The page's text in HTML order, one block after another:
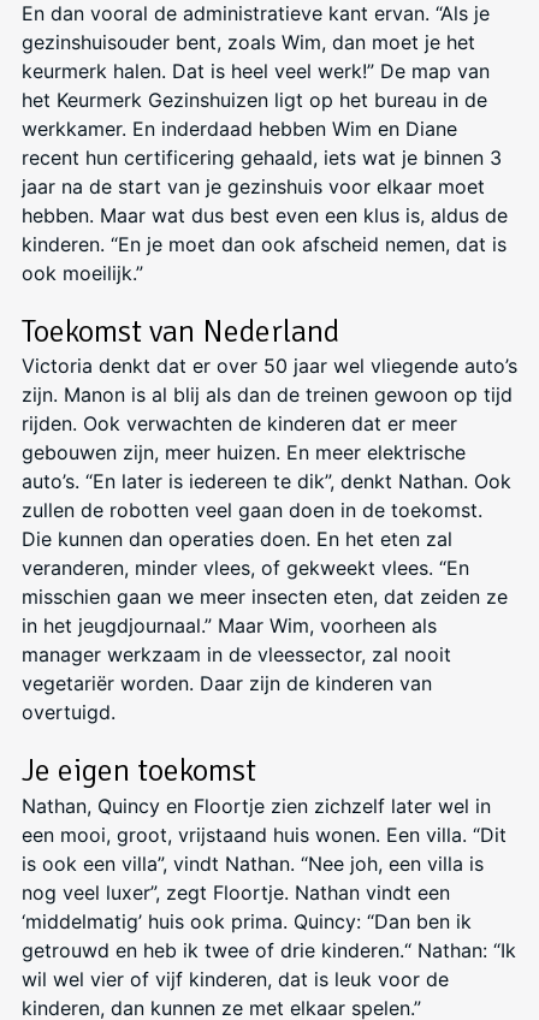
En dan vooral de administratieve kant ervan. “Als je
gezinshuisouder bent, zoals Wim, dan moet je het
keurmerk halen. Dat is heel veel werk!” De map van
het Keurmerk Gezinshuizen ligt op het bureau in de
werkkamer. En inderdaad hebben Wim en Diane
recent hun certificering gehaald, iets wat je binnen 3
jaar na de start van je gezinshuis voor elkaar moet
hebben. Maar wat dus best even een klus is, aldus de
kinderen. “En je moet dan ook afscheid nemen, dat is
ook moeilijk.”
Toekomst van Nederland
Victoria denkt dat er over 50 jaar wel vliegende auto’s
zijn. Manon is al blij als dan de treinen gewoon op tijd
rijden. Ook verwachten de kinderen dat er meer
gebouwen zijn, meer huizen. En meer elektrische
auto’s. “En later is iedereen te dik”, denkt Nathan. Ook
zullen de robotten veel gaan doen in de toekomst.
Die kunnen dan operaties doen. En het eten zal
veranderen, minder vlees, of gekweekt vlees. “En
misschien gaan we meer insecten eten, dat zeiden ze
in het jeugdjournaal.” Maar Wim, voorheen als
manager werkzaam in de vleessector, zal nooit
vegetariër worden. Daar zijn de kinderen van
overtuigd.
Je eigen toekomst
Nathan, Quincy en Floortje zien zichzelf later wel in
een mooi, groot, vrijstaand huis wonen. Een villa. “Dit
is ook een villa”, vindt Nathan. “Nee joh, een villa is
nog veel luxer”, zegt Floortje. Nathan vindt een
‘middelmatig’ huis ook prima. Quincy: “Dan ben ik
getrouwd en heb ik twee of drie kinderen.“ Nathan: “Ik
wil wel vier of vijf kinderen, dat is leuk voor de
kinderen, dan kunnen ze met elkaar spelen.”